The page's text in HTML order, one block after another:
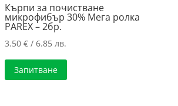
Кърпи за почистване
микрофибър 30% Мега ролка
PAREX – 2бр.
3.50 €/ 6.85 лв.
Запитване